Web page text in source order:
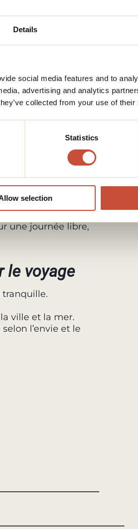
Details
social media features and to
advertising and analytics
collected from your use of
Statistics
selection
explorer des
prières matinales.
une journée libre,
le voyage
ville et la mer.
l’envie et le